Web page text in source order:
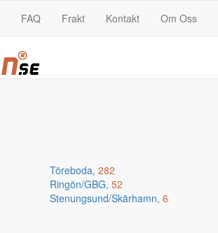
FAQ Frakt Kontakt Om Oss
Töreboda, 282
Ringön/GBG, 52
Stenungsund/Skärhamn, 6